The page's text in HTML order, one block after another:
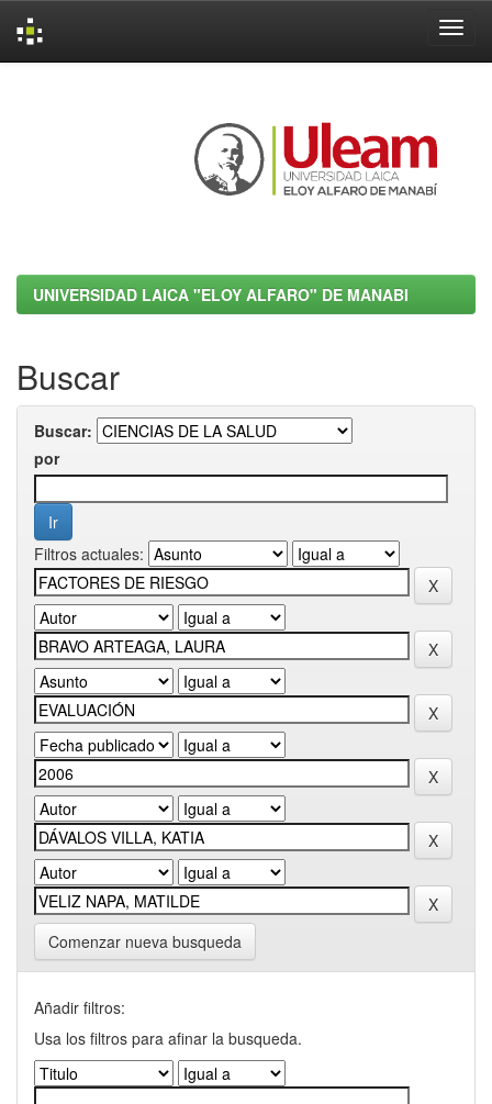
UNIVERSIDAD LAICA "ELOY ALFARO" DE MANABI
Buscar
Buscar:
por
Filtros actuales:
Comenzar nueva busqueda
Añadir filtros:
Usa los filtros para afinar la busqueda.